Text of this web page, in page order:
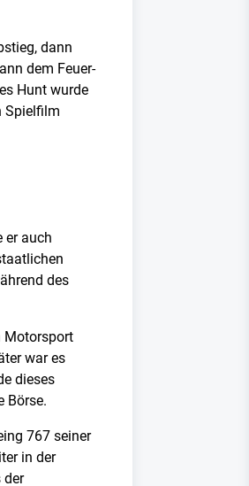
dann
dem Feuer-
Hunt wurde
Spielfilm
er auch
des
Motorsport
war es
dieses
Börse.
767 seiner
in der
der